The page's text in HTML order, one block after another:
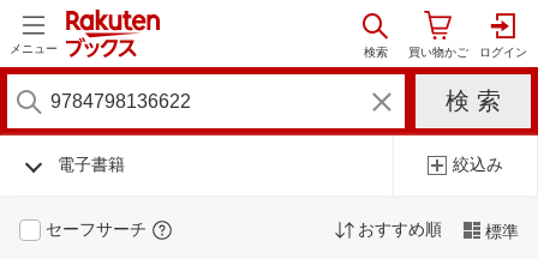
メニュー
電子書籍 絞込み
セーフサーチ おすすめ順 標準